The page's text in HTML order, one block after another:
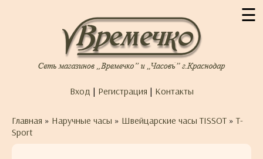
☰
Вход | Регистрация | Контакты
Главная » Наручные часы » Швейцарские часы TISSOT »T-
Sport